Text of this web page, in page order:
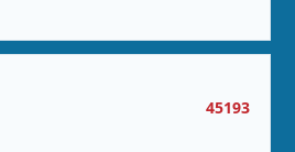
45193